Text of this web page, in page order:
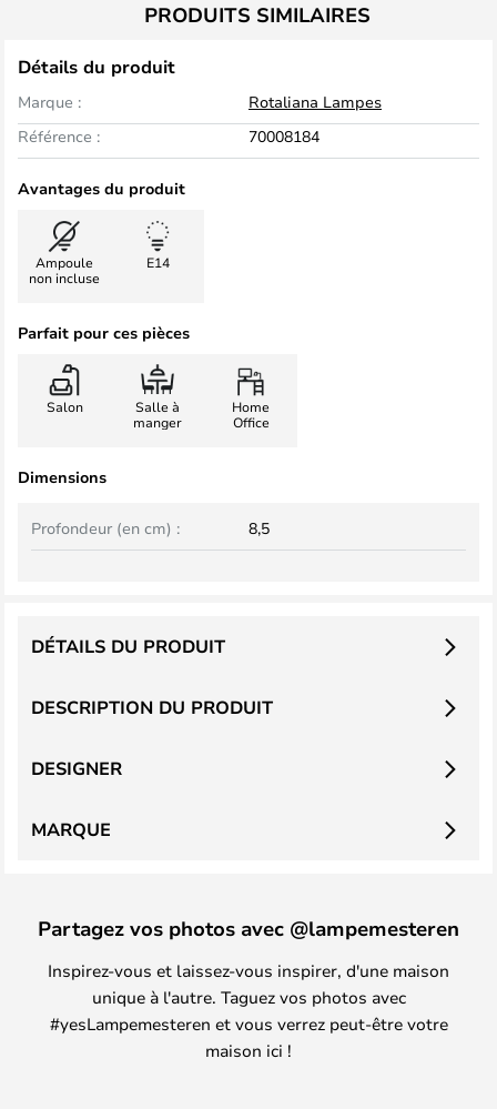
PRODUITS SIMILAIRES
Détails du produit
Marque :
Rotaliana Lampes
Référence :
70008184
Avantages du produit
Ampoule
non incluse
E14
Parfait pour ces pièces
Salon
Salle à
manger
Home
Office
Dimensions
Profondeur (en cm) : 8,5
DESCRIPTION DU PRODUIT
DÉTAILS DU PRODUIT
DESIGNER
MARQUE
Partagez vos photos avec @lampemesteren
Inspirez-vous et laissez-vous inspirer, d'une maison
unique à l'autre. Taguez vos photos avec
#yesLampemesteren et vous verrez peut-être votre
maison ici !